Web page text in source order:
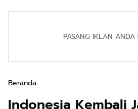
PASANG IKLAN ANDA
Beranda
Indonesia Kembali